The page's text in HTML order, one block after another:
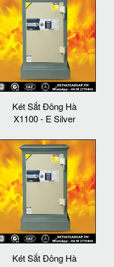
Két Sắt Đông Hà
X1100 - E Silver
Két Sắt Đông Hà